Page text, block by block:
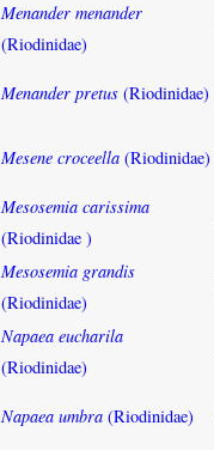
Menander menander
(Riodinidae)
Menander pretus (Riodinidae)
Mesene croceella (Riodinidae)
Mesosemia carissima
(Riodinidae )
Mesosemia grandis
(Riodinidae)
Napaea eucharila
(Riodinidae)
Napaea umbra (Riodinidae)